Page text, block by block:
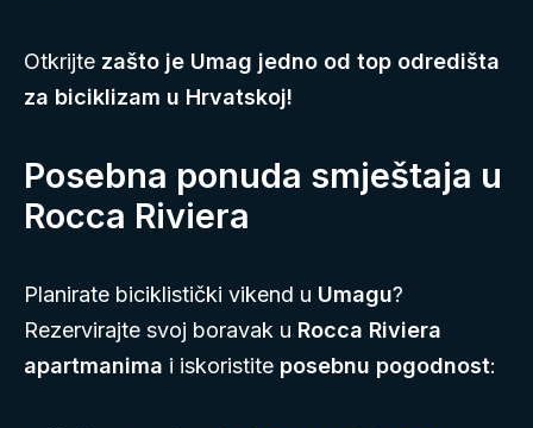
Otkrijte zašto je Umag jedno od top odredišta
za biciklizam u Hrvatskoj!
Posebna ponuda smještaja u
Rocca Riviera
Planirate biciklistički vikend u Umagu?
Rezervirajte svoj boravak u Rocca Riviera
apartmanima i iskoristite posebnu pogodnost: